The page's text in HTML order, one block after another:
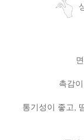
촉감
통기성이 좋고,